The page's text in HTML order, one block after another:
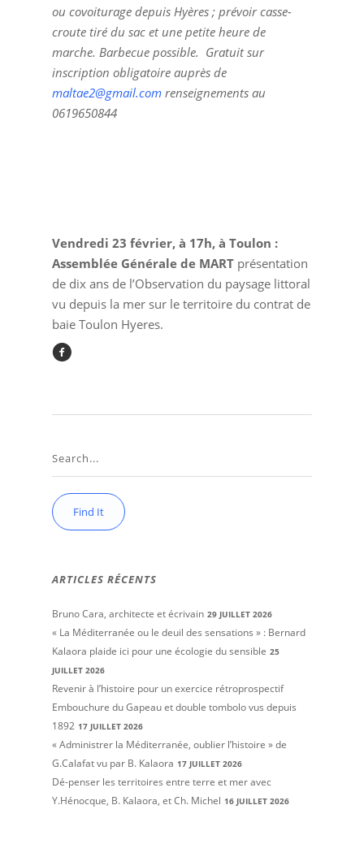
ou covoiturage depuis Hyères ; prévoir casse-
croute tiré du sac et une petite heure de
marche. Barbecue possible. Gratuit sur
inscription obligatoire auprès de
maltae2@gmail.com renseignements au
0619650844
Vendredi 23 février, à 17h, à Toulon :
Assemblée Générale de MART présentation
de dix ans de l’Observation du paysage littoral
vu depuis la mer sur le territoire du contrat de
baie Toulon Hyeres.
ARTICLES RÉCENTS
Bruno Cara, architecte et écrivain 29 JUILLET 2026
« La Méditerranée ou le deuil des sensations » : Bernard
Kalaora plaide ici pour une écologie du sensible 25
JUILLET 2026
Revenir à l’histoire pour un exercice rétroprospectif
Embouchure du Gapeau et double tombolo vus depuis
1892 17 JUILLET 2026
« Administrer la Méditerranée, oublier l’histoire » de
G.Calafat vu par B. Kalaora 17 JUILLET 2026
Dé-penser les territoires entre terre et mer avec
Y.Hénocque, B. Kalaora, et Ch. Michel 16 JUILLET 2026